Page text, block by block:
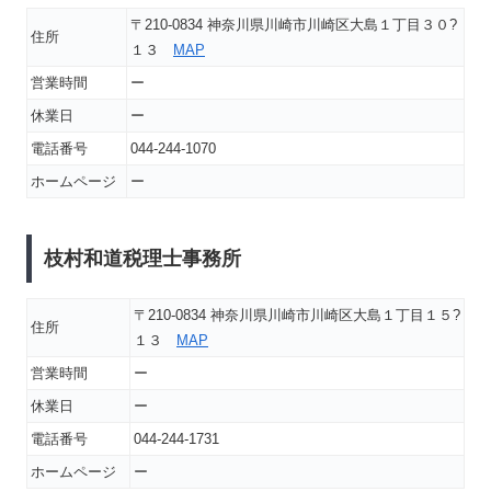
住所
〒210-0834 神奈川県川崎市川崎区大島１丁目３０?
１３
MAP
営業時間
ー
休業日
ー
電話番号
044-244-1070
ホームページ
ー
枝村和道税理士事務所
住所
〒210-0834 神奈川県川崎市川崎区大島１丁目１５?
１３
MAP
営業時間
ー
休業日
ー
電話番号
044-244-1731
ホームページ
ー